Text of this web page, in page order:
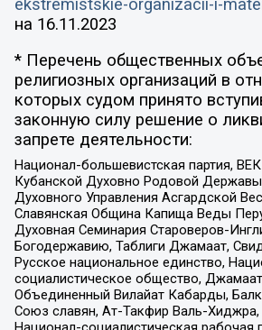
ekstremistskie-organizacii-i-
на 16.11.2023
* Перечень общественных
религиозных организаций в
которых судом принято
законную силу решение о
запрете деятельности:
Национал-большевистская партия,
Кубанской Духовно Родовой
Духовного Управления Асгардской
Славянская Община Капища Веды
Духовная Семинария Староверов-
Богодержавию, Таблиги Джамаат,
Русское национальное единство,
социалистическое общество,
Объединенный Вилайат Кабарды,
Союз славян, Ат-Такфир Валь-Хиджра,